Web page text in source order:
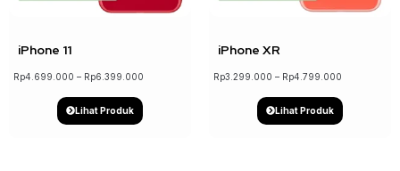
iPhone 11
Rp4.699.000 – Rp6.399.000
Lihat Produk
iPhone XR
Rp3.299.000 – Rp4.799.000
Lihat Produk